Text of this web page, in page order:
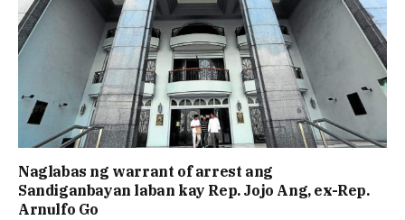
Naglabas ng warrant of arrest ang
Sandiganbayan laban kay Rep. Jojo Ang, ex-Rep.
Arnulfo Go